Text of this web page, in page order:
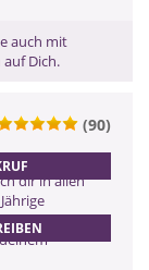
auch mit
Dich.
(90)
dir in allen
reichen.